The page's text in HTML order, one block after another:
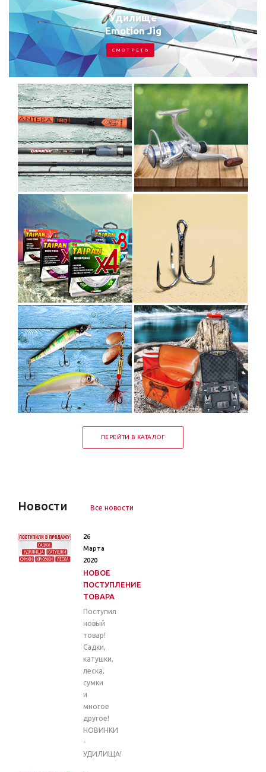
Удилище
Emotion Jig
С М О Т Р Е Т Ь
ПЕРЕЙТИ В КАТАЛОГ
Новости Все новости
26
Марта
2020
НОВОЕ
ПОСТУПЛЕНИЕ
ТОВАРА
Поступил
новый
товар!
Садки,
катушки,
леска,
сумки
и
многое
другое!
НОВИНКИ
-
УДИЛИЩА!